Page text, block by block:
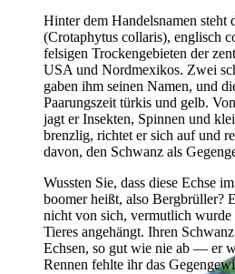
Hinter dem Handelsnamen steht
(Crotaphytus collaris), englisch
felsigen Trockengebieten der
USA und Nordmexikos. Zwei
gaben ihm seinen Namen, und
Paarungszeit türkis und gelb.
jagt er Insekten, Spinnen und
brenzlig, richtet er sich auf und
davon, den Schwanz als
Wussten Sie, dass diese Echse
boomer heißt, also Bergbrüller?
nicht von sich, vermutlich wurde
Tieres angehängt. Ihren
Echsen, so gut wie nie ab — er
Rennen fehlte ihr das